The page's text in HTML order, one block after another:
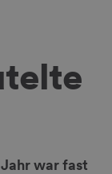
war fast